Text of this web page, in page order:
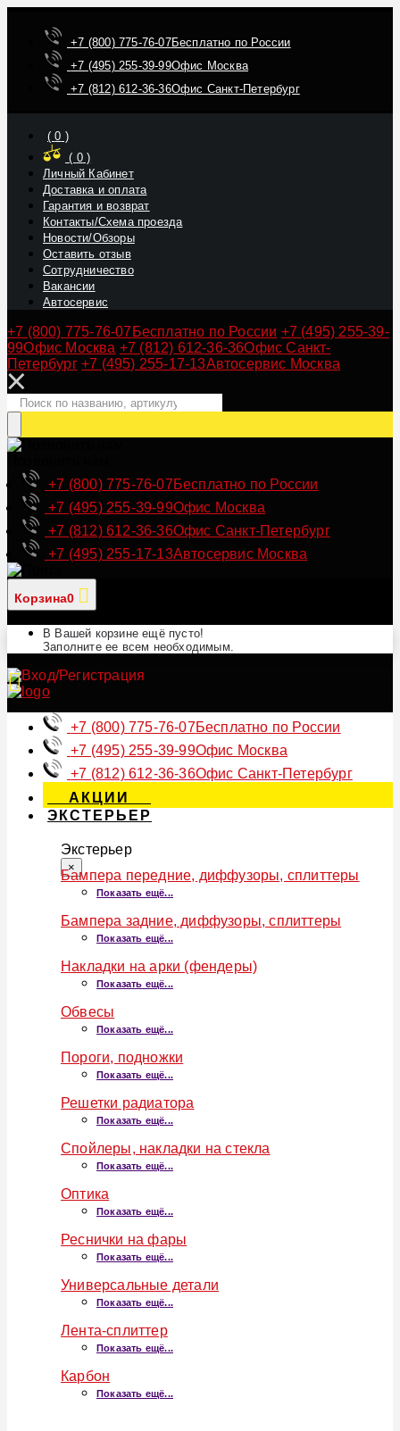
+7 (800) 775-76-07Бесплатно по России
+7 (495) 255-39-99Офис Москва
+7 (812) 612-36-36Офис Санкт-Петербург
(0 )
( 0)
Личный Кабинет
Доставка и оплата
Гарантия и возврат
Контакты/Схема проезда
Новости/Обзоры
Оставить отзыв
Сотрудничество
Вакансии
Автосервис
+7 (800) 775-76-07 Бесплатно по России +7 (495) 255-39-
99Офис Москва +7 (812) 612-36-36Офис Санкт-
Петербург +7 (495) 255-17-13Автосервис Москва
+7 (800) 775-76-07Бесплатно по России
+7 (495) 255-39-99Офис Москва
+7 (812) 612-36-36Офис Санкт-Петербург
+7 (495) 255-17-13Автосервис Москва
Корзина0
В Вашей корзине ещё пусто!
Заполните ее всем необходимым.
+7 (800) 775-76-07Бесплатно по России
+7 (495) 255-39-99Офис Москва
+7 (812) 612-36-36Офис Санкт-Петербург
АКЦИИ
ЭКСТЕРЬЕР
Экстерьер
×
Бампера передние, диффузоры, сплиттеры
Показать ещё...
Бампера задние, диффузоры, сплиттеры
Показать ещё...
Накладки на арки (фендеры)
Показать ещё...
Обвесы
Показать ещё...
Пороги, подножки
Показать ещё...
Решетки радиатора
Показать ещё...
Спойлеры, накладки на стекла
Показать ещё...
Оптика
Показать ещё...
Реснички на фары
Показать ещё...
Универсальные детали
Показать ещё...
Лента-сплиттер
Показать ещё...
Карбон
Показать ещё...